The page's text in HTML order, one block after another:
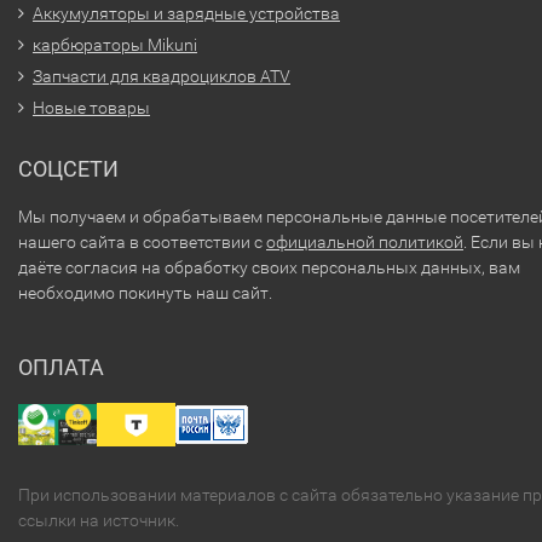
Аккумуляторы и зарядные устройства
карбюраторы Mikuni
Запчасти для квадроциклов ATV
Новые товары
СОЦСЕТИ
Мы получаем и обрабатываем персональные данные
нашего сайта в соответствии софициальной политикой . Если вы
даёте согласия на обработку своих персональных данных, вам
необходимо покинуть наш сайт.
ОПЛАТА
При использовании материалов с сайта обязательно указание
ссылки на источник.